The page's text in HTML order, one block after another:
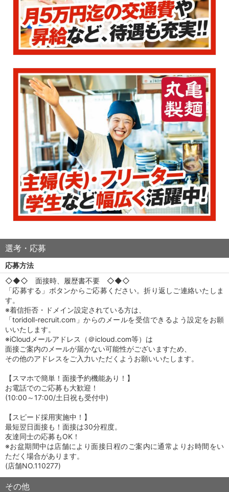
選考・応募
応募方法
◇◆◇ 面接時、履歴書不要 ◇◆◇
「応募する」ボタンからご応募ください。折り返しご連絡いたしま
す。
※着信拒否・ドメイン設定されている方は、
「toridoll-recruit.com」からのメールを受信できるよう設定をお願
いいたします。
※iCloudメールアドレス（＠icloud.com等）は
面接ご案内のメールが届かない可能性がございますため、
その他のアドレスをご入力いただくようお願いいたします。
【スマホで簡単！面接予約機能あり！】
お電話でのご応募も大歓迎！
(10:00～17:00/土日祝も受付中)
【スピード採用実施中！】
最短翌日面接も！面接は30分程度。
友達同士の応募もOK！
※お盆期間中は店舗により面接日程のご案内に通常よりお時間をい
ただく場合があります。
(店舗NO.110277)
その他